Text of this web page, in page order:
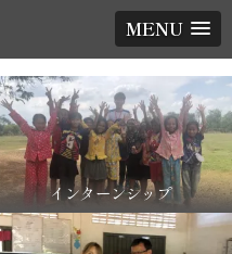
MENU
インターンシップ